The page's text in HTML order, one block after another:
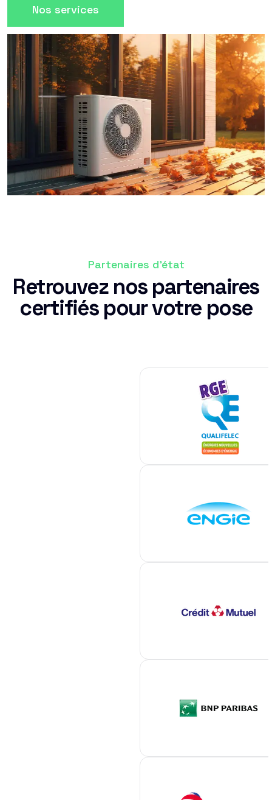
Nos services
Partenaires d'état
Retrouvez nos partenaires
certifiés pour votre pose